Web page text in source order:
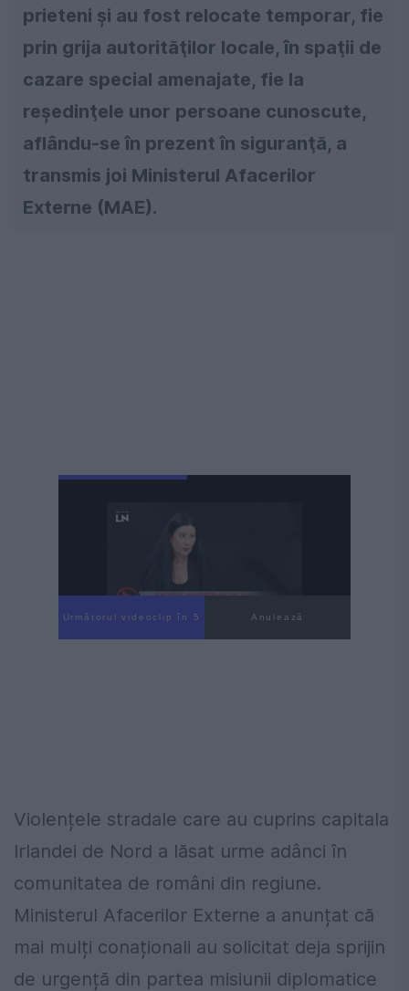
prieteni şi au fost relocate temporar, fie
prin grija autorităţilor locale, în spaţii de
cazare special amenajate, fie la
reşedinţele unor persoane cunoscute,
aflându-se în prezent în siguranţă, a
transmis joi Ministerul Afacerilor
Externe (MAE).
Următorul videoclip în 3 Anulează
Violențele stradale care au cuprins capitala
Irlandei de Nord a lăsat urme adânci în
comunitatea de români din regiune.
Ministerul Afacerilor Externe a anunțat că
mai mulți conaționali au solicitat deja sprijin
de urgență din partea misiunii diplomatice